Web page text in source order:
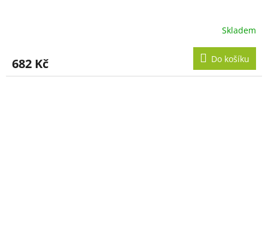
Skladem
682 Kč Do košíku